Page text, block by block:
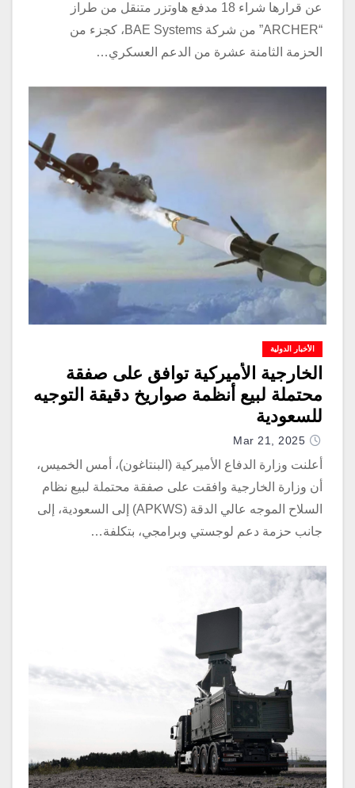
عن قرارها شراء 18 مدفع هاوتزر متنقل من طراز
“ARCHER” من شركة BAE Systems، كجزء من
الحزمة الثامنة عشرة من الدعم العسكري…
الأخبار الدولية
الخارجية الأميركية توافق على صفقة
محتملة لبيع أنظمة صواريخ دقيقة التوجيه
للسعودية
Mar 21, 2025
أعلنت وزارة الدفاع الأميركية (البنتاغون)، أمس الخميس،
أن وزارة الخارجية وافقت على صفقة محتملة لبيع نظام
السلاح الموجه عالي الدقة (APKWS) إلى السعودية، إلى
جانب حزمة دعم لوجستي وبرامجي، بتكلفة…